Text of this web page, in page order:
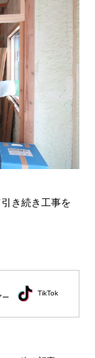
き続き工事を
ー
TikTok